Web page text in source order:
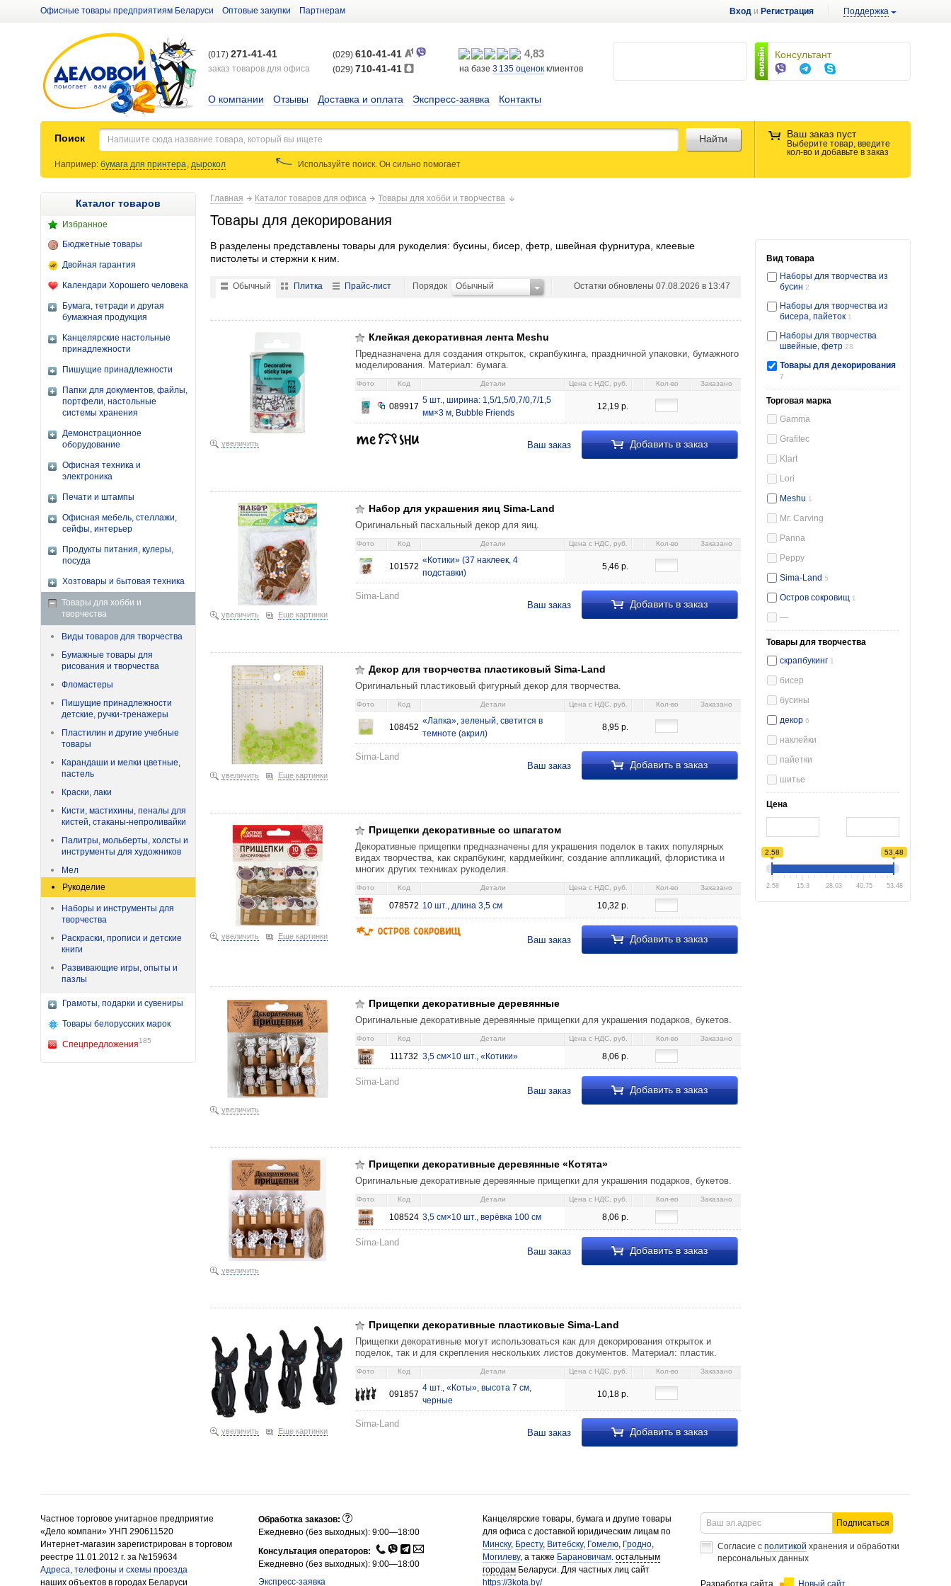
Вход и Регистрация Поддержка
Офисные товары предприятиям Беларуси Оптовые закупки Партнерам
Консультант
(017) 271-41-41
заказ товаров для офиса
(029) 610-41-41
(029) 710-41-41
4,83
на базе 3 135 оценок клиентов
О компании Отзывы Доставка и оплата Экспресс-заявка Контакты
Поиск Ваш заказ пуст
Выберите товар, введите
кол-во и добавьте в заказ
Найти
Например: бумага для принтера, дырокол Используйте поиск. Он сильнопомогает
Каталог товаров
Избранное
Бюджетные товары
Двойная гарантия
Календари Хорошего человека
Бумага, тетради и другая
бумажная продукция
Канцелярские настольные
принадлежности
Пишущие принадлежности
Папки для документов, файлы,
портфели, настольные
системы хранения
Демонстрационное
оборудование
Офисная техника и
электроника
Печати и штампы
Офисная мебель, стеллажи,
сейфы, интерьер
Продукты питания, кулеры,
посуда
Хозтовары и бытовая техника
Товары для хобби и
творчества
Виды товаров для творчества
Бумажные товары для
рисования и творчества
Фломастеры
Пишущие принадлежности
детские, ручки-тренажеры
Пластилин и другие учебные
товары
Карандаши и мелки цветные,
пастель
Краски, лаки
Кисти, мастихины, пеналы для
кистей, стаканы-непроливайки
Палитры, мольберты, холсты и
инструменты для художников
Мел
Рукоделие
Наборы и инструменты для
творчества
Раскраски, прописи и детские
книги
Развивающие игры, опыты и
пазлы
Грамоты, подарки и сувениры
Товары белорусских марок
Спецпредложения185
Главная Каталог товаров для офиса Товары для хобби и творчества
Товары для декорирования
Вид товара
Наборы для творчества из
бусин 2
Наборы для творчества из
бисера, пайеток 1
Наборы для творчества
швейные, фетр 28
Товары для декорирования
7
Торговая марка
Gamma
Grafitec
Klart
Lori
Meshu 1
Mr. Carving
Panna
Peppy
Sima-Land 5
Остров сокровищ 1
—
Товары для творчества
скрапбукинг 1
бисер
бусины
декор 6
наклейки
пайетки
шитье
Цена
2.58 53.48
2.58 15.3 28.03 40.75 53.48
В разделены представлены товары для рукоделия: бусины, бисер, фетр, швейная фурнитура, клеевые
пистолеты и стержни к ним.
Обычный Плитка Прайс-лист Порядок Обычный Остатки обновлены 07.08.2026 в 13:47
увеличить
Клейкая декоративная лента Meshu
Предназначена для создания открыток, скрапбукинга, праздничной упаковки, бумажного
моделирования. Материал: бумага.
Фото Код Детали Цена c НДС, руб. Кол-во Заказано
089917
5 шт., ширина: 1,5/1,5/0,7/0,7/1,5
мм×3 м, Bubble Friends
12,19 р.
Ваш заказ Добавить в заказ
увеличить Еще картинки
Набор для украшения яиц Sima-Land
Оригинальный пасхальный декор для яиц.
Фото Код Детали Цена c НДС, руб. Кол-во Заказано
101572
«Котики» (37 наклеек, 4
подставки)
5,46 р.
Sima-Land
Ваш заказ
Добавить в заказ
увеличить Еще картинки
Декор для творчества пластиковый Sima-Land
Оригинальный пластиковый фигурный декор для творчества.
Фото Код Детали Цена c НДС, руб. Кол-во Заказано
108452
«Лапка», зеленый, светится в
темноте (акрил)
8,95 р.
Sima-Land
Ваш заказ
Добавить в заказ
увеличить Еще картинки
Прищепки декоративные со шпагатом
Декоративные прищепки предназначены для украшения поделок в таких популярных
видах творчества, как скрапбукинг, кардмейкинг, создание аппликаций, флористика и
многих других техниках рукоделия.
Фото Код Детали Цена c НДС, руб. Кол-во Заказано
078572 10 шт., длина 3,5 см 10,32 р.
Ваш заказ Добавить в заказ
увеличить
Прищепки декоративные деревянные
Оригинальные декоративные деревянные прищепки для украшения подарков, букетов.
Фото Код Детали Цена c НДС, руб. Кол-во Заказано
111732 3,5 см×10 шт., «Котики» 8,06 р.
Sima-Land
Ваш заказ
Добавить в заказ
увеличить
Прищепки декоративные деревянные «Котята»
Оригинальные декоративные деревянные прищепки для украшения подарков, букетов.
Фото Код Детали Цена c НДС, руб. Кол-во Заказано
108524 3,5 см×10 шт., верёвка 100 см 8,06 р.
Sima-Land
Ваш заказ
Добавить в заказ
увеличить Еще картинки
Прищепки декоративные пластиковые Sima-Land
Прищепки декоративные могут использоваться как для декорирования открыток и
поделок, так и для скрепления нескольких листов документов. Материал: пластик.
Фото Код Детали Цена c НДС, руб. Кол-во Заказано
091857
4 шт., «Коты», высота 7 см,
черные
10,18 р.
Sima-Land
Ваш заказ
Добавить в заказ
Частное торговое унитарное предприятие
«Дело компани» УНП 290611520
Интернет-магазин зарегистрирован в торговом
реестре 11.01.2012 г. за №159634
Адреса, телефоны и схемы проезда
наших объектов в городах Беларуси
Подписаться
Согласие с политикой хранения и обработки
персональных данных
Разработка сайта Новый сайт
Обработка заказов:
Ежедневно (без выходных): 9:00—18:00
Консультация операторов:
Ежедневно (без выходных): 9:00—18:00
Экспресс-заявка
Канцелярские товары, бумага и другие товары
для офиса с доставкой юридическим лицам по
Минску, Бресту, Витебску, Гомелю, Гродно,
Могилеву, а также Барановичам.остальным
городам Беларуси. Для частных лиц сайт
https://3kota.by/